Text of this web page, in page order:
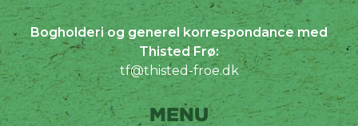
Bogholderi og generel korrespondance med
Thisted Frø:
tf@thisted-froe.dk
MENU